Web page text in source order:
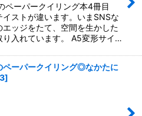
ペーパークイリング本4冊目
イストが違います。いまSNSな
エッジをたて、空間を生かした
り入れています。 A5変形サイ…
ーパークイリング◎なかたに
]